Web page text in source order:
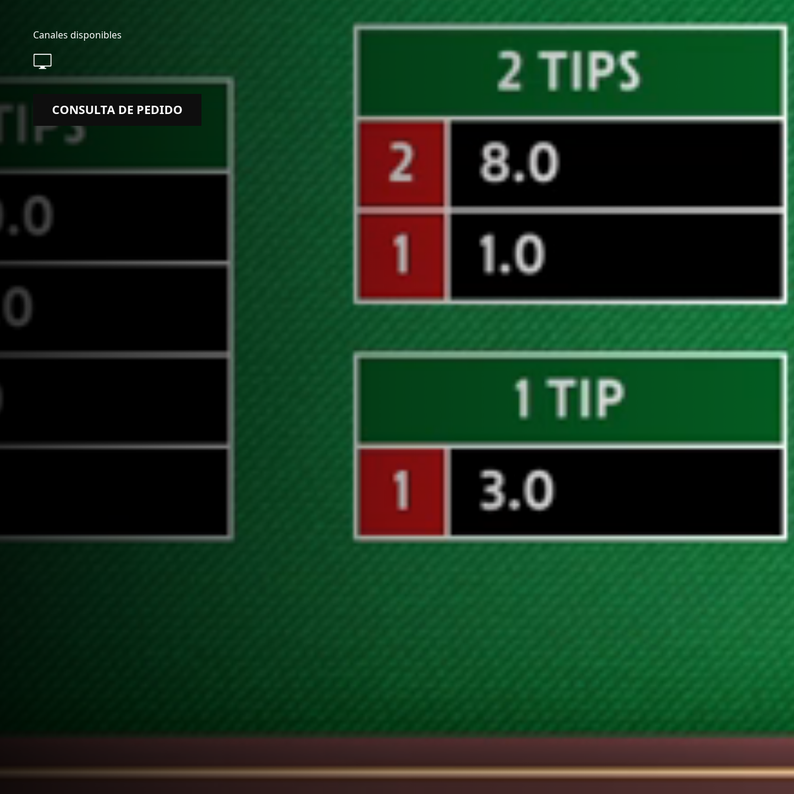
Canales disponibles
CONSULTA DE PEDIDO